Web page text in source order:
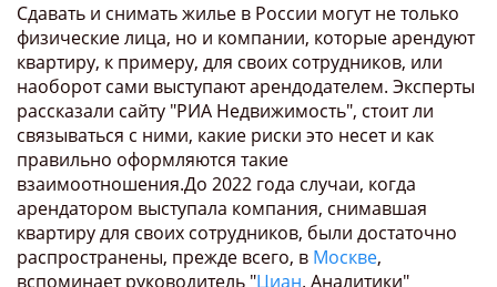
Сдавать и снимать жилье в России могут не только
физические лица, но и компании, которые арендуют
квартиру, к примеру, для своих сотрудников, или
наоборот сами выступают арендодателем. Эксперты
рассказали сайту "РИА Недвижимость", стоит ли
связываться с ними, какие риски это несет и как
правильно оформляются такие
взаимоотношения.До 2022 года случаи, когда
арендатором выступала компания, снимавшая
квартиру для своих сотрудников, были достаточно
распространены, прежде всего, в Москве,
вспоминает руководитель "Циан. Аналитики"